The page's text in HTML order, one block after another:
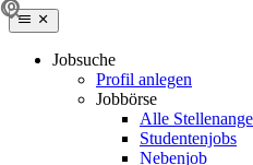
Jobsuche
Profil anlegen
Jobbörse
Alle
Studentenjobs
Nebenjob